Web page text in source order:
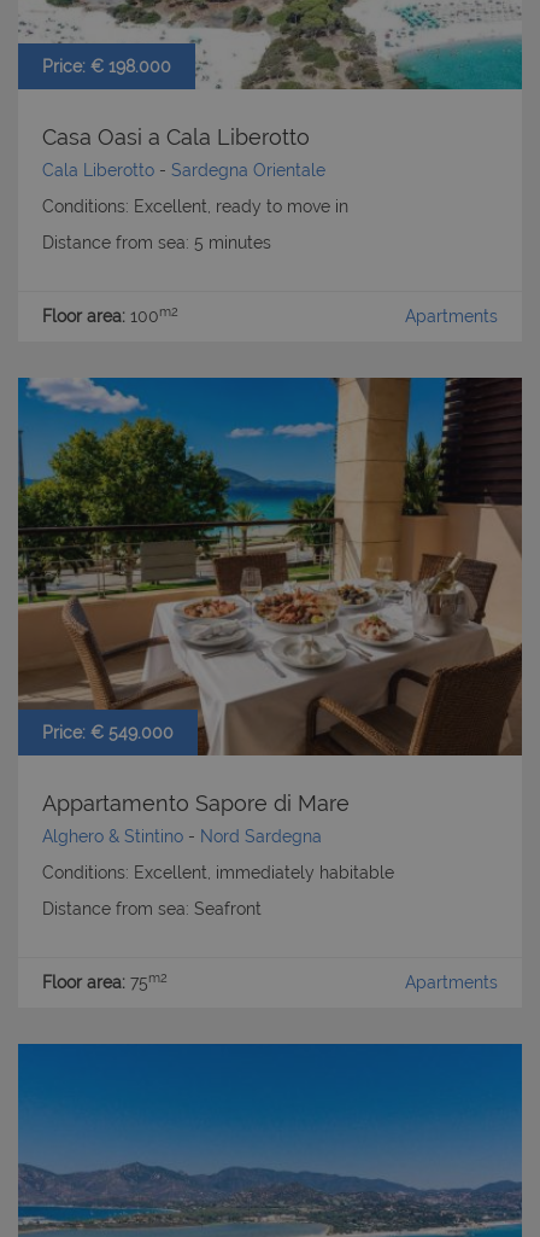
Price: € 198.000
Casa Oasi a Cala Liberotto
Cala Liberotto - Sardegna Orientale
Conditions: Excellent, ready to move in
Distance from sea: 5 minutes
Floor area: 100m2 Apartments
Price: € 549.000
Appartamento Sapore di Mare
Alghero & Stintino - Nord Sardegna
Conditions: Excellent, immediately habitable
Distance from sea: Seafront
Floor area: 75m2 Apartments